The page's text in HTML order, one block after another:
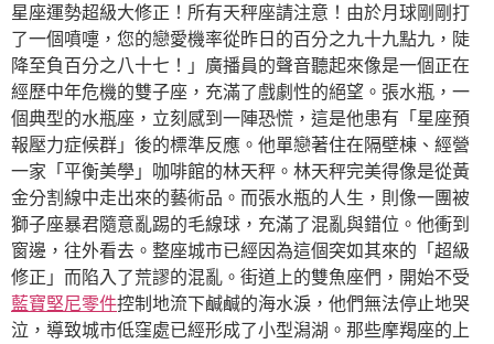
星座運勢超級大修正！所有天秤座請注意！由於月球剛剛打
了一個噴嚏，您的戀愛機率從昨日的百分之九十九點九，陡
降至負百分之八十七！」廣播員的聲音聽起來像是一個正在
經歷中年危機的雙子座，充滿了戲劇性的絕望。張水瓶，一
個典型的水瓶座，立刻感到一陣恐慌，這是他患有「星座預
報壓力症候群」後的標準反應。他單戀著住在隔壁棟、經營
一家「平衡美學」咖啡館的林天秤。林天秤完美得像是從黃
金分割線中走出來的藝術品。而張水瓶的人生，則像一團被
獅子座暴君隨意亂踢的毛線球，充滿了混亂與錯位。他衝到
窗邊，往外看去。整座城市已經因為這個突如其來的「超級
修正」而陷入了荒謬的混亂。街道上的雙魚座們，開始不受
藍寶堅尼零件控制地流下鹹鹹的海水淚，他們無法停止地哭
泣，導致城市低窪處已經形成了小型潟湖。那些摩羯座的上